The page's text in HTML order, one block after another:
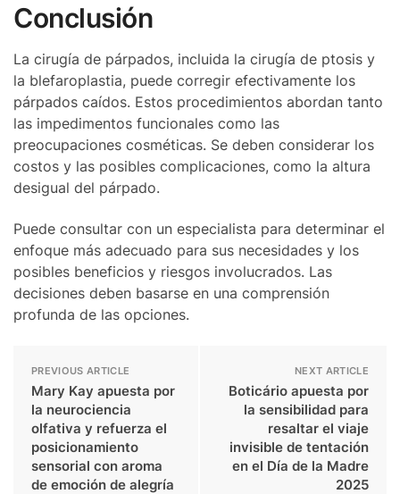
Conclusión
La cirugía de párpados, incluida la cirugía de ptosis y
la blefaroplastia, puede corregir efectivamente los
párpados caídos. Estos procedimientos abordan tanto
las impedimentos funcionales como las
preocupaciones cosméticas. Se deben considerar los
costos y las posibles complicaciones, como la altura
desigual del párpado.
Puede consultar con un especialista para determinar el
enfoque más adecuado para sus necesidades y los
posibles beneficios y riesgos involucrados. Las
decisiones deben basarse en una comprensión
profunda de las opciones.
PREVIOUS ARTICLE
Mary Kay apuesta por
la neurociencia
olfativa y refuerza el
posicionamiento
sensorial con aroma
de emoción de alegría
NEXT ARTICLE
Boticário apuesta por
la sensibilidad para
resaltar el viaje
invisible de tentación
en el Día de la Madre
2025